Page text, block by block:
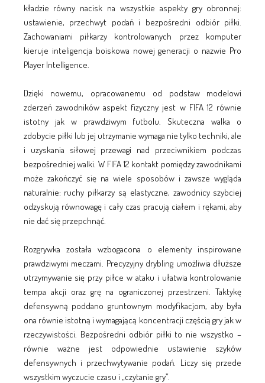
kładzie równy nacisk na wszystkie aspekty gry obronnej:
ustawienie, przechwyt podań i bezpośredni odbiór piłki.
Zachowaniami piłkarzy kontrolowanych przez komputer
kieruje inteligencja boiskowa nowej generacji o nazwie Pro
Player Intelligence.
Dzięki nowemu, opracowanemu od podstaw modelowi
zderzeń zawodników aspekt fizyczny jest w FIFA 12 równie
istotny jak w prawdziwym futbolu. Skuteczna walka o
zdobycie piłki lub jej utrzymanie wymaga nie tylko techniki, ale
i uzyskania siłowej przewagi nad przeciwnikiem podczas
bezpośredniej walki. W FIFA 12 kontakt pomiędzy zawodnikami
może zakończyć się na wiele sposobów i zawsze wygląda
naturalnie: ruchy piłkarzy są elastyczne, zawodnicy szybciej
odzyskują równowagę i cały czas pracują ciałem i rękami, aby
nie dać się przepchnąć.
Rozgrywka została wzbogacona o elementy inspirowane
prawdziwymi meczami. Precyzyjny drybling umożliwia dłuższe
utrzymywanie się przy piłce w ataku i ułatwia kontrolowanie
tempa akcji oraz grę na ograniczonej przestrzeni. Taktykę
defensywną poddano gruntownym modyfikacjom, aby była
ona równie istotną i wymagającą koncentracji częścią gry jak w
rzeczywistości. Bezpośredni odbiór piłki to nie wszystko –
równie ważne jest odpowiednie ustawienie szyków
defensywnych i przechwytywanie podań. Liczy się przede
wszystkim wyczucie czasu i „czytanie gry”.